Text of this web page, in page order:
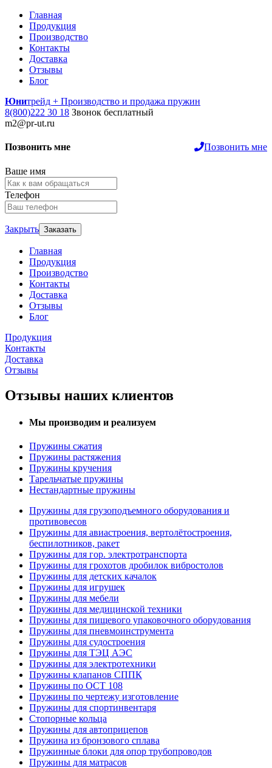
Главная
Продукция
Производство
Контакты
Доставка
Отзывы
Блог
Юнитрейд + Производство и продажа пружин
8(800)222 30 18 Звонок бесплатный
m2@pr-ut.ru
Позвонить мне
Позвонить мне
Ваше имя
Телефон
Закрыть
Главная
Продукция
Производство
Контакты
Доставка
Отзывы
Блог
Продукция
Контакты
Доставка
Отзывы
Отзывы наших клиентов
Мы производим и реализуем
Пружины сжатия
Пружины растяжения
Пружины кручения
Тарельчатые пружины
Нестандартные пружины
Пружины для грузоподъемного оборудования и
противовесов
Пружины для авиастроения, вертолётостроения,
беспилотников, ракет
Пружины для гор. электротранспорта
Пружины для грохотов дробилок вибростолов
Пружины для детских качалок
Пружины для игрушек
Пружины для мебели
Пружины для медицинской техники
Пружины для пищевого упаковочного оборудования
Пружины для пневмоинструмента
Пружины для судостроения
Пружины для ТЭЦ АЭС
Пружины для электротехники
Пружины клапанов СППК
Пружины по ОСТ 108
Пружины по чертежу изготовление
Пружины для спортинвентаря
Стопорные кольца
Пружины для автоприцепов
Пружина из бронзового сплава
Пружинные блоки для опор трубопроводов
Пружины для матрасов